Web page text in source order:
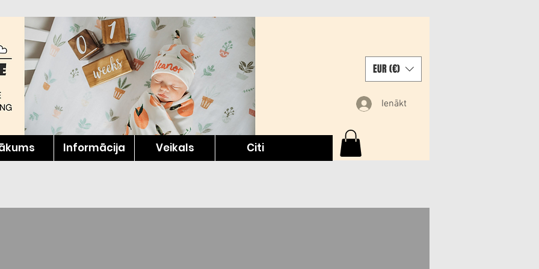
EUR (€)
Ienākt
Informācija Veikals Citi